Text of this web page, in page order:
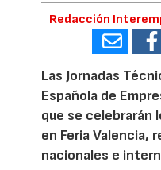
Redacción
Las Jornadas
Española de
que se celebrarán
en Feria Valencia,
nacionales e